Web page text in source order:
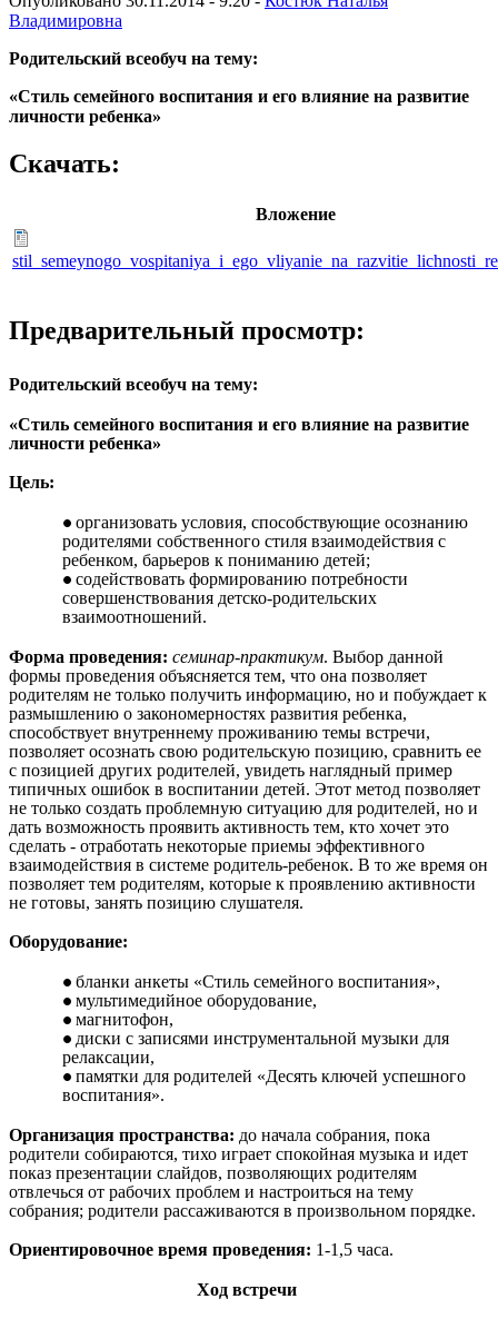
Владимировна
Родительский всеобуч на тему:
«Стиль семейного воспитания и его влияние на развитие
личности ребенка»
Скачать:
Вложение
Предварительный просмотр:
Родительский всеобуч на тему:
«Стиль семейного воспитания и его влияние на развитие
личности ребенка»
Цель:
организовать условия, способствующие осознанию
родителями собственного стиля взаимодействия с
ребенком, барьеров к пониманию детей;
содействовать формированию потребности
совершенствования детско-родительских
взаимоотношений.
Форма проведения: семинар-практикум. Выбор данной
формы проведения объясняется тем, что она позволяет
родителям не только получить информацию, но и побуждает к
размышлению о закономерностях развития ребенка,
способствует внутреннему проживанию темы встречи,
позволяет осознать свою родительскую позицию, сравнить ее
с позицией других родителей, увидеть наглядный пример
типичных ошибок в воспитании детей. Этот метод позволяет
не только создать проблемную ситуацию для родителей, но и
дать возможность проявить активность тем, кто хочет это
сделать - отработать некоторые приемы эффективного
взаимодействия в системе родитель-ребенок. В то же время он
позволяет тем родителям, которые к проявлению активности
не готовы, занять позицию слушателя.
Оборудование:
бланки анкеты «Стиль семейного воспитания»,
мультимедийное оборудование,
магнитофон,
диски с записями инструментальной музыки для
релаксации,
памятки для родителей «Десять ключей успешного
воспитания».
Организация пространства: до начала собрания, пока
родители собираются, тихо играет спокойная музыка и идет
показ презентации слайдов, позволяющих родителям
отвлечься от рабочих проблем и настроиться на тему
собрания; родители рассаживаются в произвольном порядке.
Ориентировочное время проведения: 1-1,5 часа.
Ход встречи